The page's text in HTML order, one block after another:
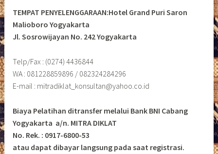
TEMPAT PENYELENGGARAAN:Hotel Grand Puri Saron
Malioboro Yogyakarta
Jl. Sosrowijayan No. 242 Yogyakarta
Telp/Fax : (0274) 4436844
WA : 081228859896 / 082324284296
E-mail : mitradiklat_konsultan@yahoo.co.id
Biaya Pelatihan ditransfer melalui Bank BNI Cabang
Yogyakarta a/n. MITRA DIKLAT
No. Rek. : 0917-6800-53
atau dapat dibayar langsung pada saat registrasi.